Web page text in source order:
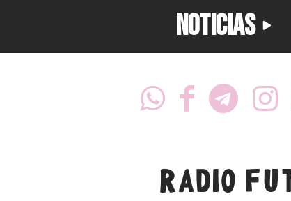
NOTICIAS
RADIO